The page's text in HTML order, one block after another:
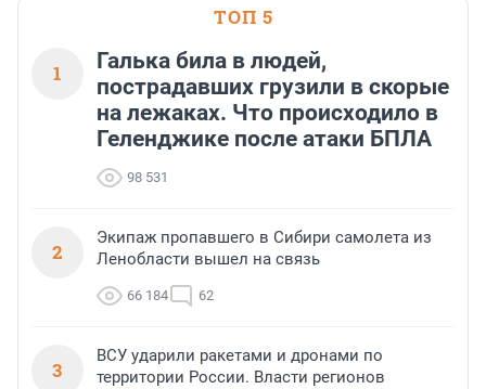
ТОП 5
1
Галька била в людей,
пострадавших грузили в скорые
на лежаках. Что происходило в
Геленджике после атаки БПЛА
98 531
2
Экипаж пропавшего в Сибири самолета из
Ленобласти вышел на связь
66 184 62
3
ВСУ ударили ракетами и дронами по
территории России. Власти регионов